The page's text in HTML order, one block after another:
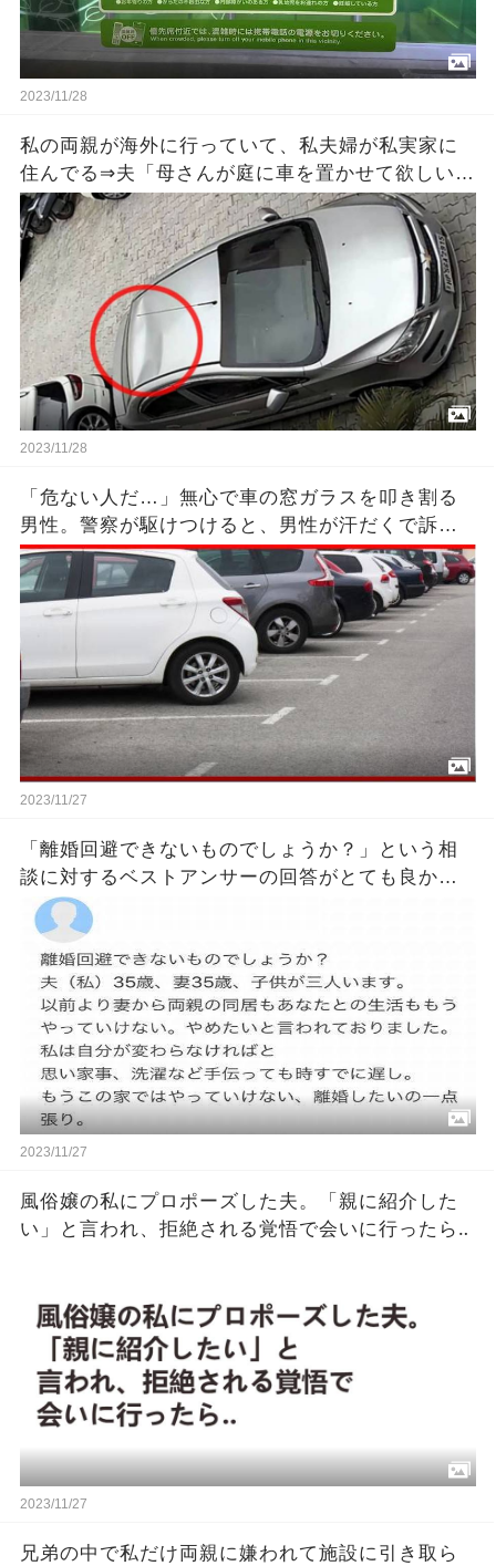
2023/11/28
私の両親が海外に行っていて、私夫婦が私実家に
住んでる⇒夫「母さんが庭に車を置かせて欲しいっ
て言うから庭つぶすね」私「無理だよ」⇒さらなる
ﾏｼﾞｷﾁ提案が待っていた…
2023/11/28
「危ない人だ…」無心で車の窓ガラスを叩き割る
男性。警察が駆けつけると、男性が汗だくで訴え
た内容はあまりにも悲惨だった。
2023/11/27
「離婚回避できないものでしょうか？」という相
談に対するベストアンサーの回答がとても良かっ
たｗｗ
2023/11/27
風俗嬢の私にプロポーズした夫。「親に紹介した
い」と言われ、拒絶される覚悟で会いに行ったら‥
2023/11/27
兄弟の中で私だけ両親に嫌われて施設に引き取ら